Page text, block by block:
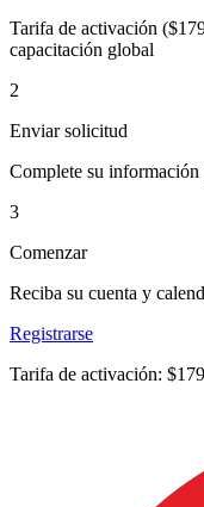
Tarifa de activación
capacitación global
2
Enviar solicitud
Complete su
3
Comenzar
Reciba su cuenta y
Registrarse
Tarifa de activación: